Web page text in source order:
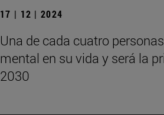
17 | 12 | 2024
Una de cada cuatro
mental en su vida y será la
2030